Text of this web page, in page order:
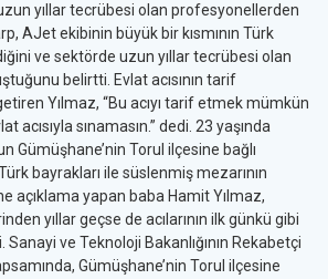
yıllar tecrübesi olan profesyonellerden
AJet ekibinin büyük bir kısmının Türk
ve sektörde uzun yıllar tecrübesi olan
belirtti. Evlat acısının tarif
Yılmaz, “Bu acıyı tarif etmek mümkün
acısıyla sınamasın.” dedi. 23 yaşında
Gümüşhane’nin Torul ilçesine bağlı
bayrakları ile süslenmiş mezarının
açıklama yapan baba Hamit Yılmaz,
yıllar geçse de acılarının ilk günkü gibi
ve Teknoloji Bakanlığının Rekabetçi
Gümüşhane’nin Torul ilçesine